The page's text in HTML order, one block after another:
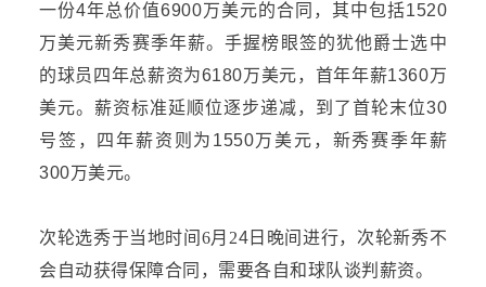
一份4年总价值6900万美元的合同， 其中包括1520
万美元新秀赛季年薪。手握榜眼签的犹他爵士选中
的球员四年总薪资为6180万美元，首年年薪1360万
美元。薪资标准延顺位逐步递减， 到了首轮末位30
号签 ， 四年薪资则为 1550万美元，新秀赛季年薪
300万美元。
次轮选秀于当地时间 6月24 日晚间进行，次轮新秀不
会自动获得保障合同，需要各自和球队谈判薪资。